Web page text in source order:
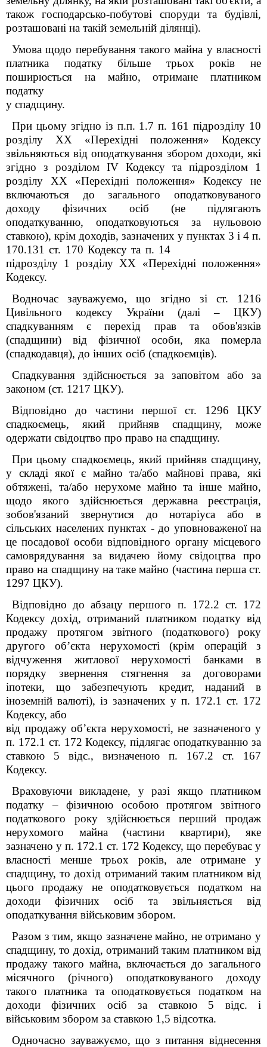
також господарсько-побутові споруди та будівлі,
розташовані на такій земельній ділянці).
Умова щодо перебування такого майна у власності
платника податку більше трьох років не
поширюється на майно, отримане платником
податку
у спадщину.
При цьому згідно із п.п. 1.7 п. 161 підрозділу 10
розділу XX «Перехідні положення» Кодексу
звільняються від оподаткування збором доходи, які
згідно з розділом IV Кодексу та підрозділом 1
розділу ХХ «Перехідні положення» Кодексу не
включаються до загального оподатковуваного
доходу фізичних осіб (не підлягають
оподаткуванню, оподатковуються за нульовою
ставкою), крім доходів, зазначених у пунктах 3 і 4 п.
170.131 ст. 170 Кодексу та п. 14
підрозділу 1 розділу ХХ «Перехідні положення»
Кодексу.
Водночас зауважуємо, що згідно зі ст. 1216
Цивільного кодексу України (далі – ЦКУ)
спадкуванням є перехід прав та обов'язків
(спадщини) від фізичної особи, яка померла
(спадкодавця), до інших осіб (спадкоємців).
Спадкування здійснюється за заповітом або за
законом (ст. 1217 ЦКУ).
Відповідно до частини першої ст. 1296 ЦКУ
спадкоємець, який прийняв спадщину, може
одержати свідоцтво про право на спадщину.
При цьому спадкоємець, який прийняв спадщину,
у складі якої є майно та/або майнові права, які
обтяжені, та/або нерухоме майно та інше майно,
щодо якого здійснюється державна реєстрація,
зобов'язаний звернутися до нотаріуса або в
сільських населених пунктах - до уповноваженої на
це посадової особи відповідного органу місцевого
самоврядування за видачею йому свідоцтва про
право на спадщину на таке майно (частина перша ст.
1297 ЦКУ).
Відповідно до абзацу першого п. 172.2 ст. 172
Кодексу дохід, отриманий платником податку від
продажу протягом звітного (податкового) року
другого об’єкта нерухомості (крім операцій з
відчуження житлової нерухомості банками в
порядку звернення стягнення за договорами
іпотеки, що забезпечують кредит, наданий в
іноземній валюті), із зазначених у п. 172.1 ст. 172
Кодексу, або
від продажу об’єкта нерухомості, не зазначеного у
п. 172.1 ст. 172 Кодексу, підлягає оподаткуванню за
ставкою 5 відс., визначеною п. 167.2 ст. 167
Кодексу.
Враховуючи викладене, у разі якщо платником
податку –фізичною особоюпротягом звітного
податкового року здійснюється перший продаж
нерухомого майна (частини квартири), яке
зазначено у п. 172.1 ст. 172 Кодексу, що перебуває у
власності менше трьох років, але отримане у
спадщину, то дохід отриманий таким платником від
цього продажу не оподатковується податком на
доходи фізичних осіб та звільняється від
оподаткування військовим збором.
Разом з тим, якщо зазначене майно, не отримано у
спадщину, то дохід, отриманий таким платником від
продажу такого майна, включається до загального
місячного (річного) оподатковуваного доходу
такого платника та оподатковується податком на
доходи фізичних осіб за ставкою 5 відс. і
військовим збором за ставкою 1,5 відсотка.
Одночасно зауважуємо, що з питання віднесення